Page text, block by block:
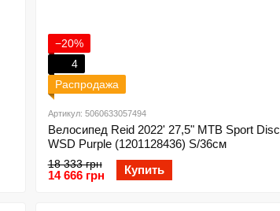
−20%
4
Распродажа
Артикул: 5060633057494
Велосипед Reid 2022' 27,5" MTB Sport Disc
WSD Purple (1201128436) S/36см
18 333 грн
14 666 грн Купить